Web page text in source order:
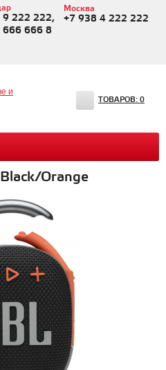
9 222 222,
666 666 8
Москва
+7 938 4 222 222
ТОВАРОВ: 0
Orange